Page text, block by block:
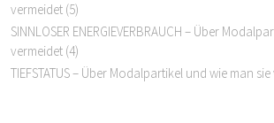
vermeidet (5)
SINNLOSER ENERGIEVERBRAUCH – Über
vermeidet (4)
TIEFSTATUS – Über Modalpartikel und wie man